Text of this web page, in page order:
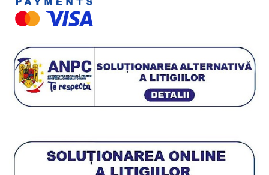
Plante cu frunze vișinii/bordo
Plante pentru garduri vii
Plante pentru stâncării
Plante târâtoare